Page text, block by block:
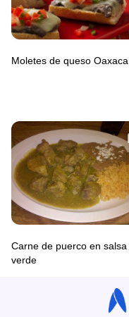
Moletes de queso Oaxaca
Carne de puerco en salsa
verde